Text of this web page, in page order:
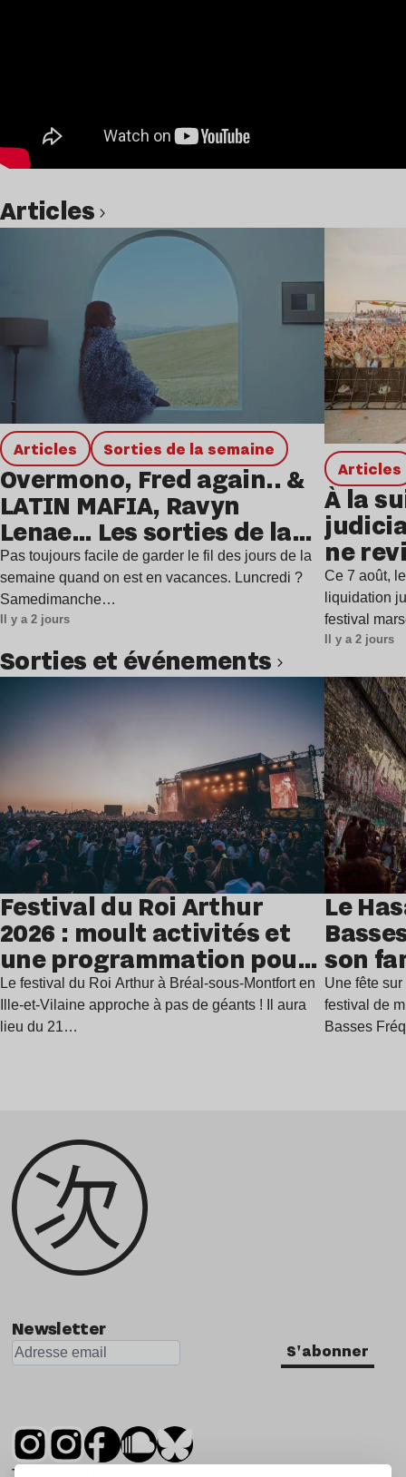
Articles
Articles Sorties de la semaine
Overmono, Fred again.. &
LATIN MAFIA, Ravyn
Lenae… Les sorties de la
semaine
Pas toujours facile de garder le fil des jours de la
semaine quand on est en vacances. Luncredi ?
Samedimanche…
Il y a 2 jours
Articles
À la
ne
Ce 7 août,
liquidation
festival
Il y a 2 jours
Sorties et événements
Festival du Roi Arthur
2026 : moult activités et
une programmation pour
festoyer
Le festival du Roi Arthur à Bréal-sous-Montfort en
Ille-et-Vilaine approche à pas de géants ! Il aura
lieu du 21…
Le
son
juillet
Une fête
festival de
Basses
Newsletter
S'abonner